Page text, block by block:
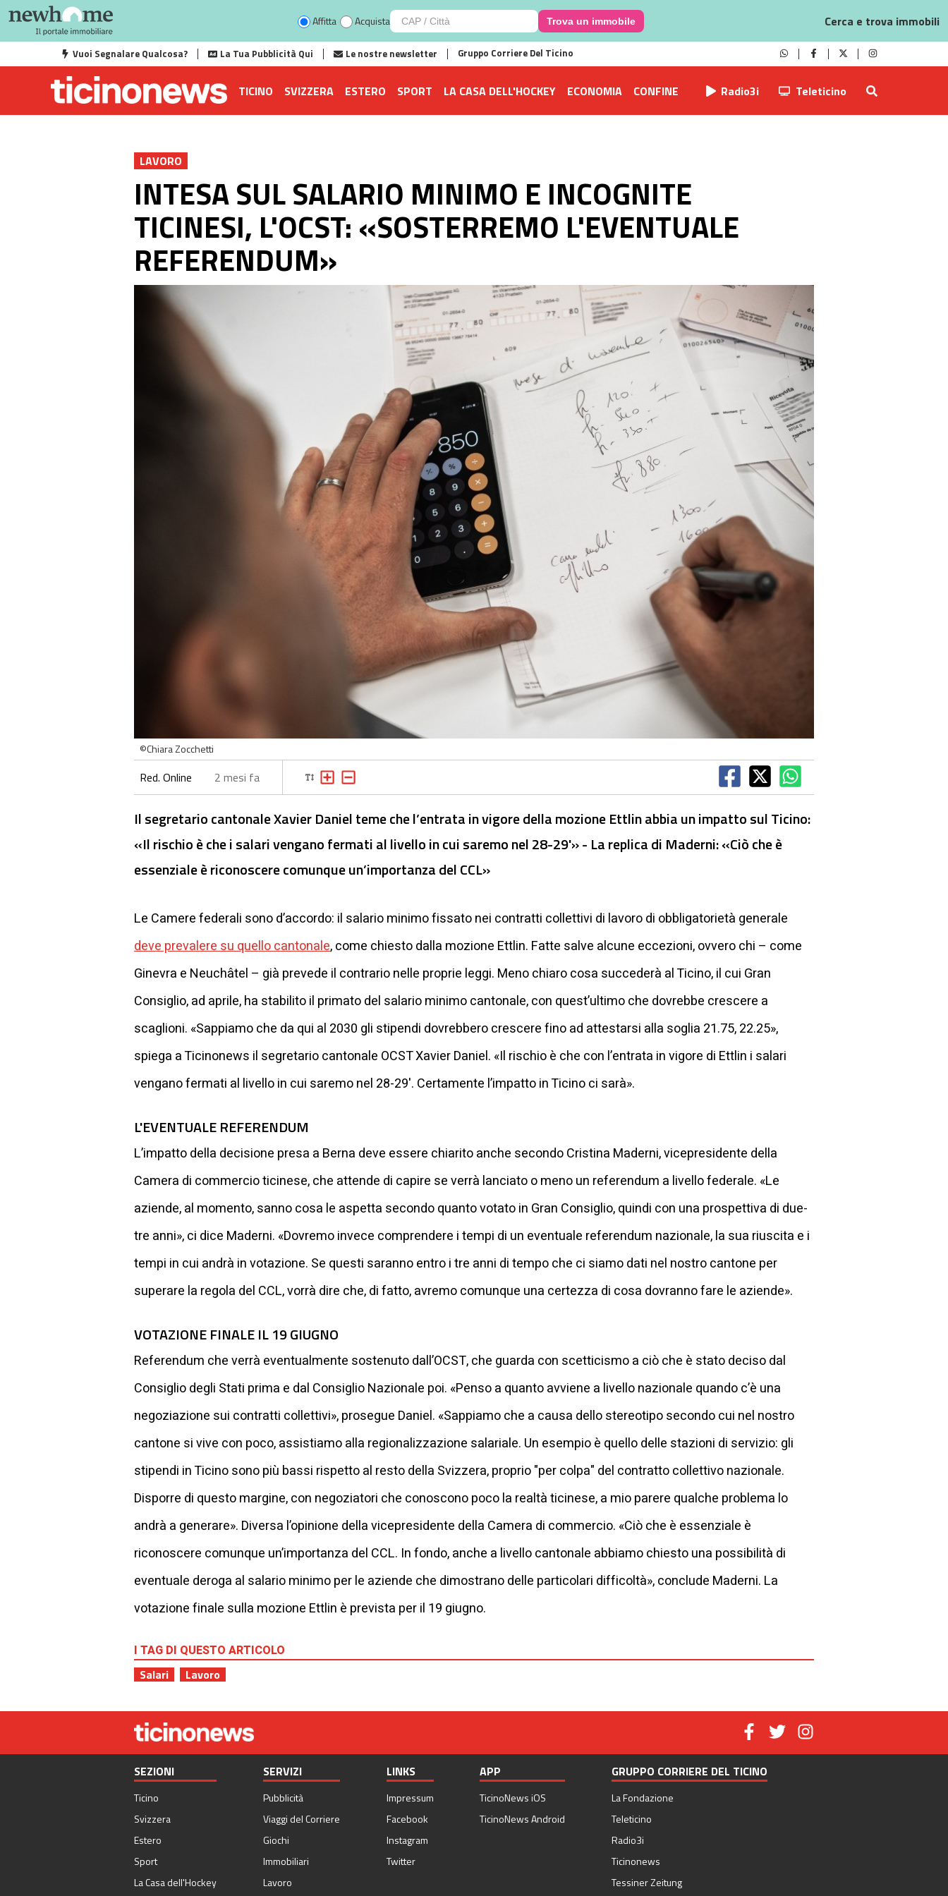
Affitta Acquista Trova un immobile Cerca e trova immobili
Vuoi Segnalare Qualcosa? La Tua Pubblicità Qui Le nostre newsletter Gruppo Corriere Del Ticino
TICINO SVIZZERA ESTERO SPORT LA CASA DELL'HOCKEY ECONOMIA CONFINE Radio3i Teleticino
LAVORO
INTESA SUL SALARIO MINIMO E INCOGNITE
TICINESI, L'OCST: «SOSTERREMO L'EVENTUALE
REFERENDUM»
©Chiara Zocchetti
Red. Online 2 mesi fa
Il segretario cantonale Xavier Daniel teme che l’entrata in vigore della mozione Ettlin abbia un impatto sul Ticino:
«Il rischio è che i salari vengano fermati al livello in cui saremo nel 28-29'» - La replica di Maderni: «Ciò che è
essenziale è riconoscere comunque un’importanza del CCL»
Le Camere federali sono d’accordo: il salario minimo fissato nei contratti collettivi di lavoro di obbligatorietà generale
deve prevalere su quello cantonale, come chiesto dalla mozione Ettlin. Fatte salve alcune eccezioni, ovvero chi – come
Ginevra e Neuchâtel – già prevede il contrario nelle proprie leggi. Meno chiaro cosa succederà al Ticino, il cui Gran
Consiglio, ad aprile, ha stabilito il primato del salario minimo cantonale, con quest’ultimo che dovrebbe crescere a
scaglioni. «Sappiamo che da qui al 2030 gli stipendi dovrebbero crescere fino ad attestarsi alla soglia 21.75, 22.25»,
spiega a Ticinonews il segretario cantonale OCST Xavier Daniel. «Il rischio è che con l’entrata in vigore di Ettlin i salari
vengano fermati al livello in cui saremo nel 28-29'. Certamente l’impatto in Ticino ci sarà».
L'EVENTUALE REFERENDUM
L’impatto della decisione presa a Berna deve essere chiarito anche secondo Cristina Maderni, vicepresidente della
Camera di commercio ticinese, che attende di capire se verrà lanciato o meno un referendum a livello federale. «Le
aziende, al momento, sanno cosa le aspetta secondo quanto votato in Gran Consiglio, quindi con una prospettiva di due-
tre anni», ci dice Maderni. «Dovremo invece comprendere i tempi di un eventuale referendum nazionale, la sua riuscita e i
tempi in cui andrà in votazione. Se questi saranno entro i tre anni di tempo che ci siamo dati nel nostro cantone per
superare la regola del CCL, vorrà dire che, di fatto, avremo comunque una certezza di cosa dovranno fare le aziende».
VOTAZIONE FINALE IL 19 GIUGNO
Referendum che verrà eventualmente sostenuto dall’OCST, che guarda con scetticismo a ciò che è stato deciso dal
Consiglio degli Stati prima e dal Consiglio Nazionale poi. «Penso a quanto avviene a livello nazionale quando c’è una
negoziazione sui contratti collettivi», prosegue Daniel. «Sappiamo che a causa dello stereotipo secondo cui nel nostro
cantone si vive con poco, assistiamo alla regionalizzazione salariale. Un esempio è quello delle stazioni di servizio: gli
stipendi in Ticino sono più bassi rispetto al resto della Svizzera, proprio "per colpa" del contratto collettivo nazionale.
Disporre di questo margine, con negoziatori che conoscono poco la realtà ticinese, a mio parere qualche problema lo
andrà a generare». Diversa l’opinione della vicepresidente della Camera di commercio. «Ciò che è essenziale è
riconoscere comunque un’importanza del CCL. In fondo, anche a livello cantonale abbiamo chiesto una possibilità di
eventuale deroga al salario minimo per le aziende che dimostrano delle particolari difficoltà», conclude Maderni. La
votazione finale sulla mozione Ettlin è prevista per il 19 giugno.
I TAG DI QUESTO ARTICOLO
Salari
Lavoro
SEZIONI
Ticino
Svizzera
Estero
Sport
La Casa dell'Hockey
SERVIZI
Pubblicità
Viaggi del Corriere
Giochi
Immobiliari
Lavoro
LINKS
Impressum
Facebook
Instagram
Twitter
APP
TicinoNews iOS
TicinoNews Android
GRUPPO CORRIERE DEL TICINO
La Fondazione
Teleticino
Radio3i
Ticinonews
Tessiner Zeitung